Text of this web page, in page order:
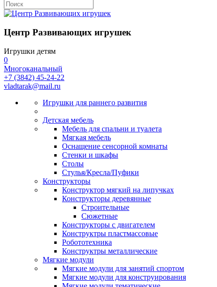
Центр Развивающих игрушек
Игрушки детям
0
Многоканальный
+7 (3842) 45-24-22
vladtarak@mail.ru
Игрушки для раннего развития
Детская мебель
Мебель для спальни и туалета
Мягкая мебель
Оснащение сенсорной комнаты
Стенки и шкафы
Столы
Стулья/Кресла/Пуфики
Конструкторы
Конструктор мягкий на липучках
Конструкторы деревянные
Строительные
Сюжетные
Конструкторы с двигателем
Конструктры пластмассовые
Робототехника
Конструктры металлические
Мягкие модули
Мягкие модули для занятий спортом
Мягкие модули для конструирования